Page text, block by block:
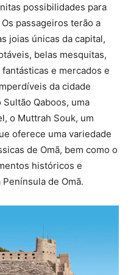
possibilidades para
passageiros terão a
joias únicas da capital,
belas mesquitas,
e mercados e
da cidade
Qaboos, uma
o Muttrah Souk, um
oferece uma variedade
de Omã, bem como o
históricos e
de Omã.